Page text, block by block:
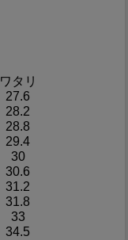
ワタリ
27.6
28.2
28.8
29.4
30
30.6
31.2
31.8
33
34.5